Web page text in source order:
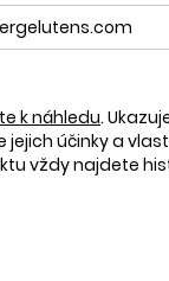
k náhledu.
účinky a
vždy najdete